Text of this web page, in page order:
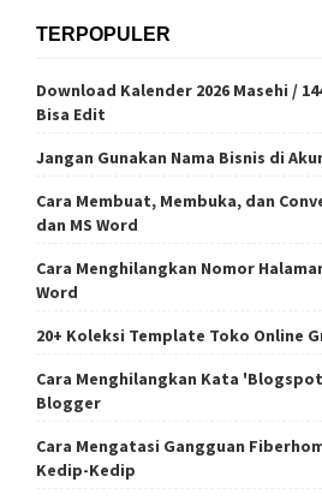
TERPOPULER
Download Kalender 2026 Masehi /
Bisa Edit
Jangan Gunakan Nama Bisnis di
Cara Membuat, Membuka, dan
dan MS Word
Cara Menghilangkan Nomor
Word
20+ Koleksi Template Toko Online
Cara Menghilangkan Kata
Blogger
Cara Mengatasi Gangguan
Kedip-Kedip